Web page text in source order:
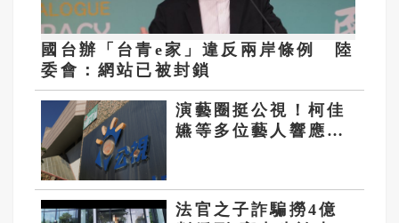
國台辦「台青e家」違反兩岸條例 陸
委會：網站已被封鎖
演藝圈挺公視！柯佳
嬿等多位藝人響應連
法官之子詐騙撈4億